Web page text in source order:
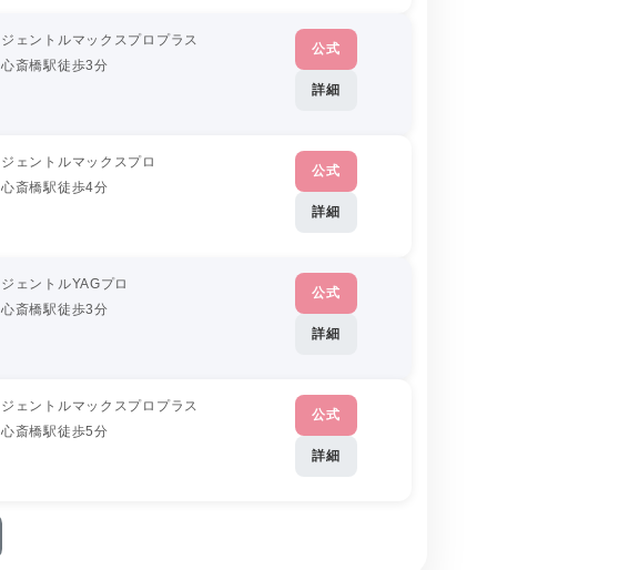
ジェントルマックスプロプラス
心斎橋駅徒歩3分
公式
詳細
ジェントルマックスプロ
心斎橋駅徒歩4分
公式
詳細
ジェントルYAGプロ
心斎橋駅徒歩3分
公式
詳細
ジェントルマックスプロプラス
心斎橋駅徒歩5分
公式
詳細